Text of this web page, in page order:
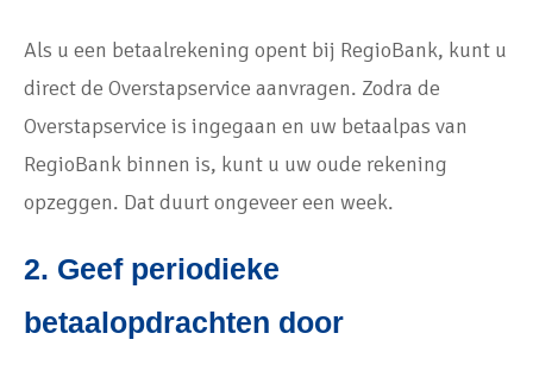
Als u een betaalrekening opent bij RegioBank, kunt u
direct de Overstapservice aanvragen. Zodra de
Overstapservice is ingegaan en uw betaalpas van
RegioBank binnen is, kunt u uw oude rekening
opzeggen. Dat duurt ongeveer een week.
2. Geef periodieke
betaalopdrachten door